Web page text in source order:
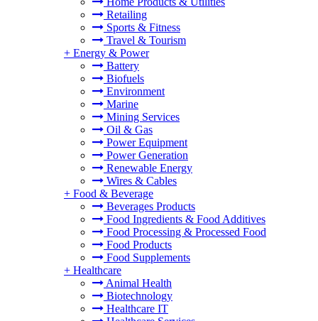
Retailing
Sports & Fitness
Travel & Tourism
+ Energy & Power
Battery
Biofuels
Environment
Marine
Mining Services
Oil & Gas
Power Equipment
Power Generation
Renewable Energy
Wires & Cables
+ Food & Beverage
Beverages Products
Food Ingredients & Food Additives
Food Processing & Processed Food
Food Products
Food Supplements
+ Healthcare
Animal Health
Biotechnology
Healthcare IT